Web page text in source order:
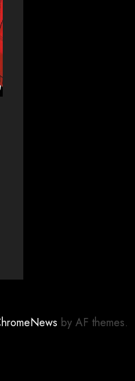
by AF themes.